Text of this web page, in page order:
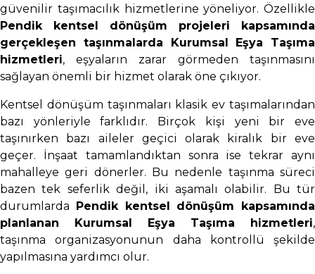
güvenilir taşımacılık hizmetlerine yöneliyor. Özellikle
Pendik kentsel dönüşüm projeleri kapsamında
gerçekleşen taşınmalarda Kurumsal Eşya Taşıma
hizmetleri, eşyaların zarar görmeden taşınmasını
sağlayan önemli bir hizmet olarak öne çıkıyor.
Kentsel dönüşüm taşınmaları klasik ev taşımalarından
bazı yönleriyle farklıdır. Birçok kişi yeni bir eve
taşınırken bazı aileler geçici olarak kiralık bir eve
geçer. İnşaat tamamlandıktan sonra ise tekrar aynı
mahalleye geri dönerler. Bu nedenle taşınma süreci
bazen tek seferlik değil, iki aşamalı olabilir. Bu tür
durumlarda Pendik kentsel dönüşüm kapsamında
planlanan Kurumsal Eşya Taşıma hizmetleri,
taşınma organizasyonunun daha kontrollü şekilde
yapılmasına yardımcı olur.